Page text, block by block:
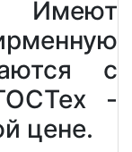
с
-
цене.